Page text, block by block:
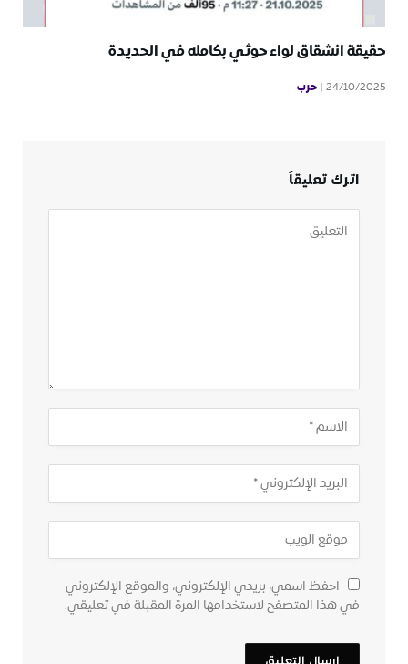
حقيقة انشقاق لواء حوثي بكامله في الحديدة
24/10/2025 حرب
اترك تعليقاً
احفظ اسمي، بريدي الإلكتروني، والموقع الإلكتروني
في هذا المتصفح لاستخدامها المرة المقبلة في تعليقي.